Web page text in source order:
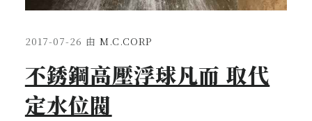
2017-07-26 由 M.C.CORP
不銹鋼高壓浮球凡而 取代
定水位閥